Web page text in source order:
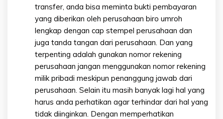
transfer, anda bisa meminta bukti pembayaran
yang diberikan oleh perusahaan biro umroh
lengkap dengan cap stempel perusahaan dan
juga tanda tangan dari perusahaan. Dan yang
terpenting adalah gunakan nomor rekening
perusahaan jangan menggunakan nomor rekening
milik pribadi meskipun penanggung jawab dari
perusahaan. Selain itu masih banyak lagi hal yang
harus anda perhatikan agar terhindar dari hal yang
tidak diinginkan. Dengan memperhatikan